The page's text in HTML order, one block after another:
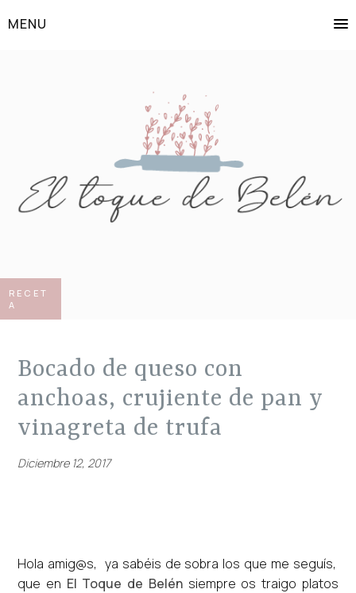
MENU
RECET
A
bocado de queso con
anchoas, crujiente de pan y
vinagreta de trufa
Diciembre 12, 2017
Hola amig@s, ya sabéis de sobra los que me seguís,
que en El Toque de Belénsiempre os traigo platos